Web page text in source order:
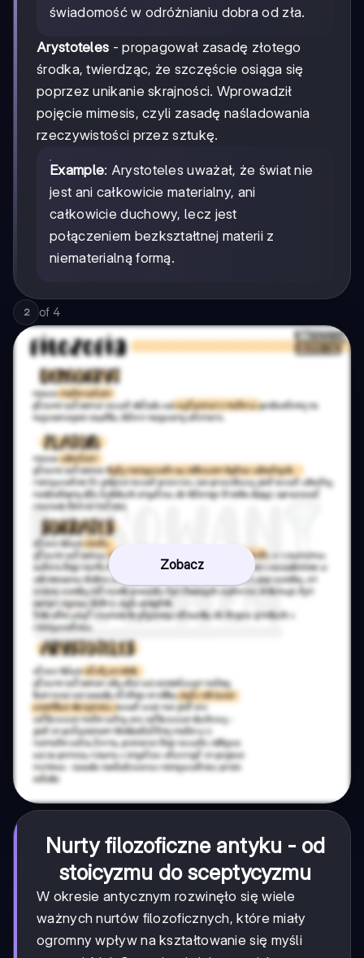
świadomość w odróżnianiu dobra od zła.
Arystoteles - propagował zasadę złotego
środka, twierdząc, że szczęście osiąga się
poprzez unikanie skrajności. Wprowadził
pojęcie mimesis, czyli zasadę naśladowania
rzeczywistości przez sztukę.
Example: Arystoteles uważał, że świat nie
jest ani całkowicie materialny, ani
całkowicie duchowy, lecz jest
połączeniem bezkształtnej materii z
niematerialną formą.
2 of 4
Zobacz
Nurty filozoficzne antyku - od
stoicyzmu do sceptycyzmu
W okresie antycznym rozwinęło się wiele
ważnych nurtów filozoficznych, które miały
ogromny wpływ na kształtowanie się myśli